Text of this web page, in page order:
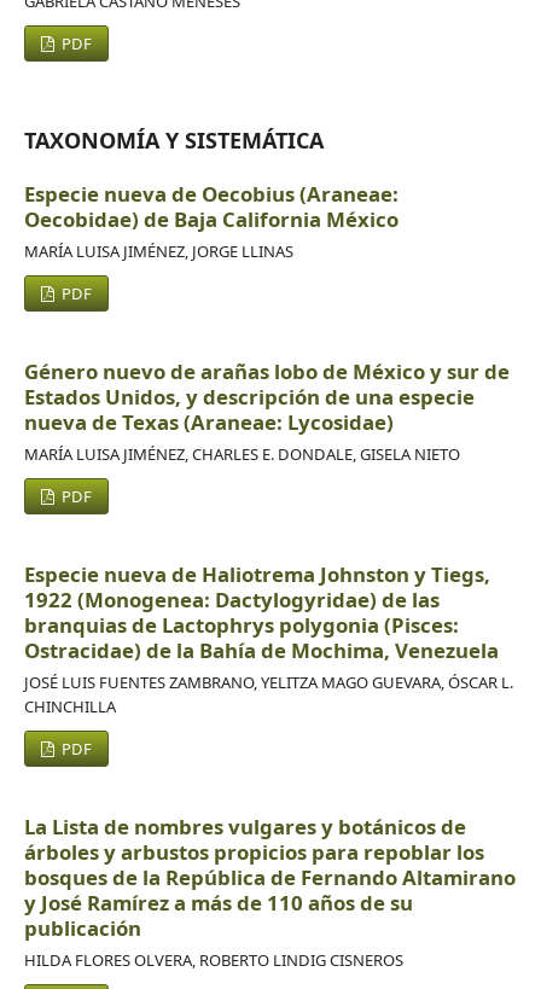
PDF
TAXONOMÍA Y SISTEMÁTICA
Especie nueva de Oecobius (Araneae:
Oecobidae) de Baja California México
MARÍA LUISA JIMÉNEZ, JORGE LLINAS
PDF
Género nuevo de arañas lobo de México y sur de
Estados Unidos, y descripción de una especie
nueva de Texas (Araneae: Lycosidae)
MARÍA LUISA JIMÉNEZ, CHARLES E. DONDALE, GISELA NIETO
PDF
Especie nueva de Haliotrema Johnston y Tiegs,
1922 (Monogenea: Dactylogyridae) de las
branquias de Lactophrys polygonia (Pisces:
Ostracidae) de la Bahía de Mochima, Venezuela
JOSÉ LUIS FUENTES ZAMBRANO, YELITZA MAGO GUEVARA, ÓSCAR L.
CHINCHILLA
PDF
La Lista de nombres vulgares y botánicos de
árboles y arbustos propicios para repoblar los
bosques de la República de Fernando Altamirano
y José Ramírez a más de 110 años de su
publicación
HILDA FLORES OLVERA, ROBERTO LINDIG CISNEROS